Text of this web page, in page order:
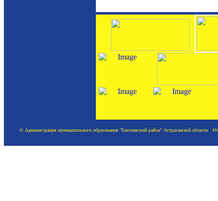
© Администрация муниципального образования "Енотаевский район" Астраханской области